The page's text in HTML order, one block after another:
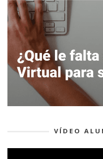
VÍDEO